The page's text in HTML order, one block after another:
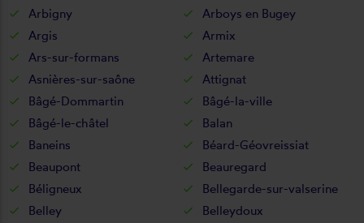
Arbigny
Arboys en Bugey
Argis
Armix
Ars-sur-formans
Artemare
Asnières-sur-saône
Attignat
Bâgé-Dommartin
Bâgé-la-ville
Bâgé-le-châtel
Balan
Baneins
Béard-Géovreissiat
Beaupont
Beauregard
Béligneux
Bellegarde-sur-valserine
Belley
Belleydoux